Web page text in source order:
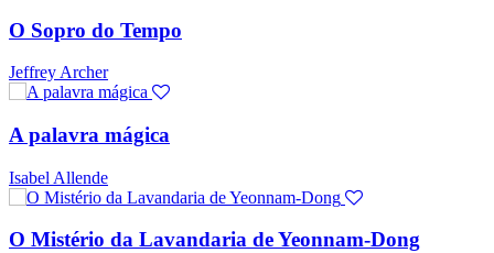
O Sopro do Tempo
Jeffrey Archer
A palavra mágica
Isabel Allende
O Mistério da Lavandaria de Yeonnam-Dong